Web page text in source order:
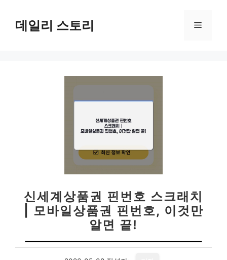
데일리 스토리 메
신세계상품권 핀번호 스크래치
| 모바일상품권 핀번호, 이것만
알면 끝!